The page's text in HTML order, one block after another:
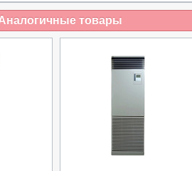
товары